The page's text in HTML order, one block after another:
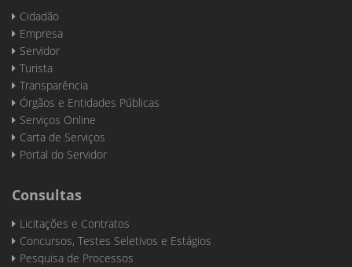
Cidadão
Empresa
Servidor
Turista
Transparência
Órgãos e Entidades Públicas
Serviços Online
Carta de Serviços
Portal do Servidor
Consultas
Licitações e Contratos
Concursos, Testes Seletivos e Estágios
Pesquisa de Processos